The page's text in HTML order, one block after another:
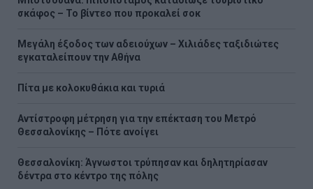
σκάφος – Το βίντεο που προκαλεί σοκ
Μεγάλη έξοδος των αδειούχων – Χιλιάδες ταξιδιώτες
εγκαταλείπουν την Αθήνα
Πίτα με κολοκυθάκια και τυριά
Αντίστροφη μέτρηση για την επέκταση του Μετρό
Θεσσαλονίκης – Πότε ανοίγει
Θεσσαλονίκη: Άγνωστοι τρύπησαν και δηλητηρίασαν
δέντρα στο κέντρο της πόλης